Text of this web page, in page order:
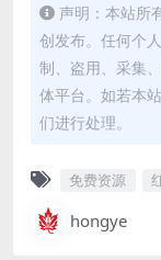
声明：本站所
创发布。任何个
制、盗用、采集
体平台。如若本
们进行处理。
免费资源
hongye